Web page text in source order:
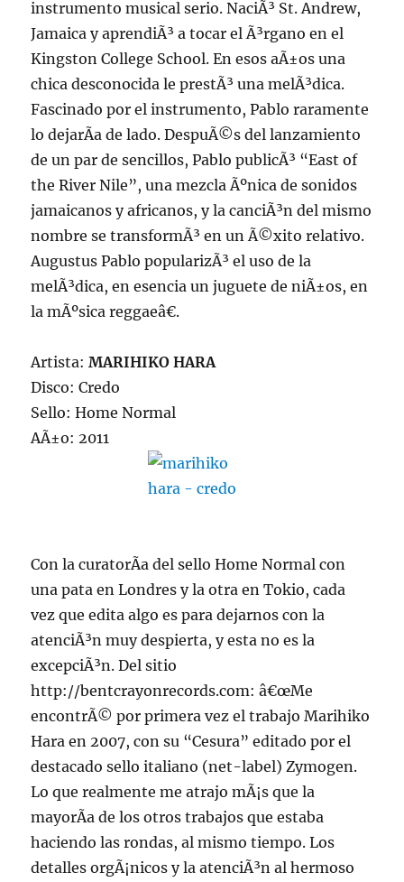
instrumento musical serio. NaciÃ³ St. Andrew,
Jamaica y aprendiÃ³ a tocar el Ã³rgano en el
Kingston College School. En esos aÃ±os una
chica desconocida le prestÃ³ una melÃ³dica.
Fascinado por el instrumento, Pablo raramente
lo dejarÃ­a de lado. DespuÃ©s del lanzamiento
de un par de sencillos, Pablo publicÃ³ “East of
the River Nile”, una mezcla Ãºnica de sonidos
jamaicanos y africanos, y la canciÃ³n del mismo
nombre se transformÃ³ en un Ã©xito relativo.
Augustus Pablo popularizÃ³ el uso de la
melÃ³dica, en esencia un juguete de niÃ±os, en
la mÃºsica reggaeâ€.
Artista:MARIHIKO HARA
Disco: Credo
Sello: Home Normal
AÃ±o: 2011
Con la curatorÃ­a del sello Home Normal con
una pata en Londres y la otra en Tokio, cada
vez que edita algo es para dejarnos con la
atenciÃ³n muy despierta, y esta no es la
excepciÃ³n. Del sitio
http://bentcrayonrecords.com: â€œMe
encontrÃ© por primera vez el trabajo Marihiko
Hara en 2007, con su “Cesura” editado por el
destacado sello italiano (net-label) Zymogen.
Lo que realmente me atrajo mÃ¡s que la
mayorÃ­a de los otros trabajos que estaba
haciendo las rondas, al mismo tiempo. Los
detalles orgÃ¡nicos y la atenciÃ³n al hermoso